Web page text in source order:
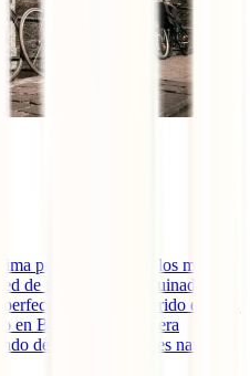
primaveral desde los meses
de pavimento adoquinado, lo
para ser recorrido en bici.
en Bélgica, una manera
de estas premisas es natural